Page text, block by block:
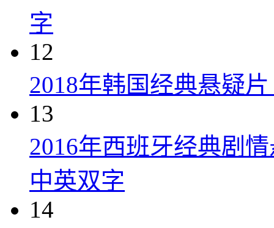
字
12
2018年韩国经典悬疑
13
2016年西班牙经典剧
中英双字
14